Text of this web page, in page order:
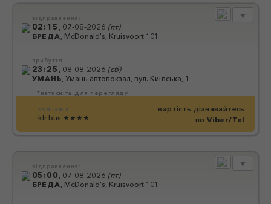
▼
*натисніть для перегляду
відправлення:
02:15 07-08-2026 (пт)
БРЕДА McDonald's, Kruisvoort 101
прибуття:
23:25 08-08-2026 (сб)
УМАНЬ Умань автовокзал, вул. Київська, 1
компанія:
klr bus ★★★★
вартість дізнавайтесь
поViber/Tel
▼
відправлення:
05:00 07-08-2026 (пт)
БРЕДА McDonald's, Kruisvoort 101